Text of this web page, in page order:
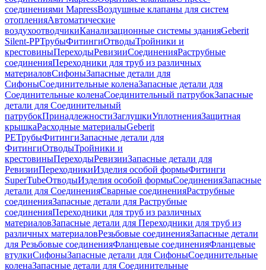
соединениями MapressВоздушные клапаны для систем
отопленияАвтоматические
воздухоотводчикиКанализационные системы зданияGeberit
Silent-PPТрубыФитингиОтводыТройники и
крестовиныПереходыРевизииСоединенияРаструбные
соединенияПереходники для труб из различных
материаловСифоныЗапасные детали для
СифоныСоединительные коленаЗапасные детали для
Соединительные коленаСоединительный патрубокЗапасные
детали для Соединительный
патрубокПринадлежностиЗаглушкиУплотненияЗащитная
крышкаРасходные материалыGeberit
PEТрубыФитингиЗапасные детали для
ФитингиОтводыТройники и
крестовиныПереходыРевизииЗапасные детали для
РевизииПереходникиИзделия особой формыФитинги
SuperTubeОтводыИзделия особой формыСоединенияЗапасные
детали для СоединенияСварные соединенияРаструбные
соединенияЗапасные детали для Раструбные
соединенияПереходники для труб из различных
материаловЗапасные детали для Переходники для труб из
различных материаловРезьбовые соединенияЗапасные детали
для Резьбовые соединенияФланцевые соединенияФланцевые
втулкиСифоныЗапасные детали для СифоныСоединительные
коленаЗапасные детали для Соединительные